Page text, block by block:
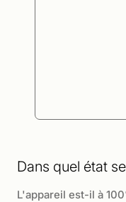
Dans quel état
L'appareil est-il à